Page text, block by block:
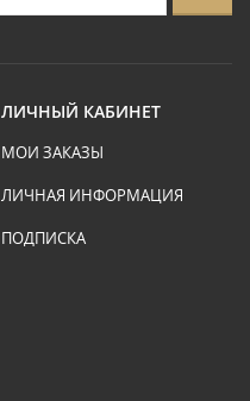
ЛИЧНЫЙ КАБИНЕТ
МОИ ЗАКАЗЫ
ЛИЧНАЯ ИНФОРМАЦИЯ
ПОДПИСКА